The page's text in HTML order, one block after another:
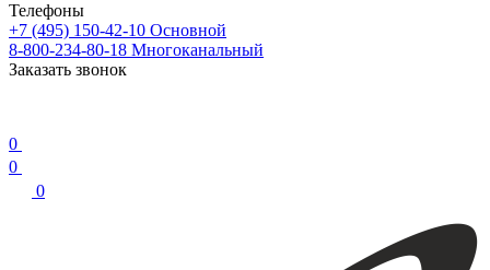
Телефоны
+7 (495) 150-42-10 Основной
8-800-234-80-18 Многоканальный
Заказать звонок
0
0
0